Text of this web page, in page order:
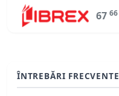
67 66
ÎNTREBĂRI FRECVENTE